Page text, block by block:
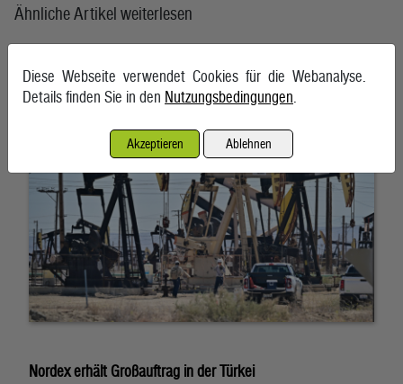
Ähnliche Artikel weiterlesen
6. August 2026, Wien
Nordex erhält Großauftrag in der Türkei
Diese Webseite verwendet Cookies für die Webanalyse.
Details finden Sie in den Nutzungsbedingungen
Akzeptieren Ablehnen